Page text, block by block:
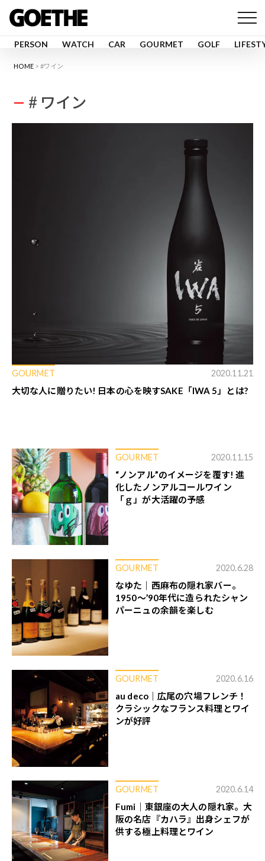
PERSON WATCH CAR GOURMET GOLF
HOME #ワイン
# ワイン
GOURMET 2020.11.21
大切な人に贈りたい! 日本の心を映すSAKE「IWA 5」とは?
GOURMET 2020.11.15
“ノンアル”のイメージを覆す! 進
化したノンアルコールワイン
「ｇ」が大活躍の予感
GOURMET 2020.6.28
なゆた｜西麻布の隠れ家バー。
1950〜’90年代に造られたシャン
パーニュの余韻を楽しむ
GOURMET 2020.6.16
au deco｜広尾の穴場フレンチ！
クラシックなフランス料理とワイ
ンが好評
GOURMET 2020.6.14
Fumi｜東銀座の大人の隠れ家。大
阪の名店『カハラ』出身シェフが
供する極上料理とワイン